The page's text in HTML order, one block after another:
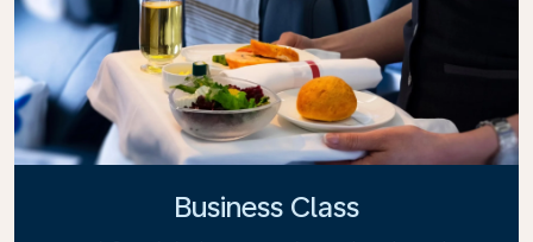
Business Class